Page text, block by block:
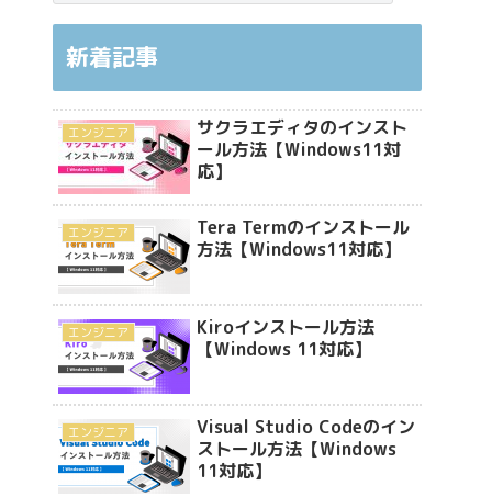
新着記事
エンジニア
サクラエディタのインスト
ール方法【Windows11対
応】
エンジニア
Tera Termのインストール
方法【Windows11対応】
エンジニア
Kiroインストール方法
【Windows 11対応】
エンジニア
Visual Studio Codeのイン
ストール方法【Windows
11対応】